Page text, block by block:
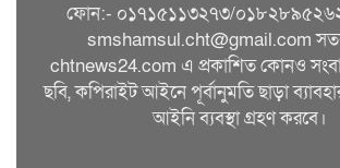
ফোন:- ০১৭১৫১১৩২৭৩/
smshamsul.cht@gmail.com
chtnews24.com এ প্রকাশিত কোনও
ছবি, কপিরাইট আইনে পূর্বানুমতি ছাড়া
আইনি ব্যবস্থা গ্রহণ করবে।